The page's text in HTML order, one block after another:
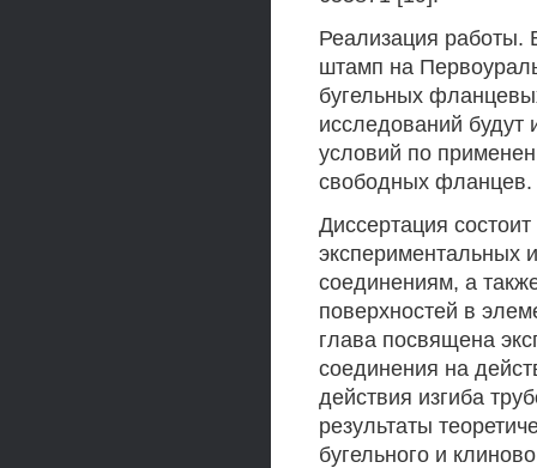
Реализация работы.
штамп на
бугельных
исследований будут
условий по
свободных фланцев.
Диссертация
экспериментальных
соединениям, а
поверхностей в
глава посвящена
соединения на
действия изгиба
результаты
бугельного и